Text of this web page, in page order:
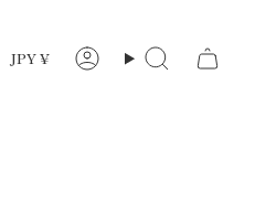
JPY ¥ ア 検